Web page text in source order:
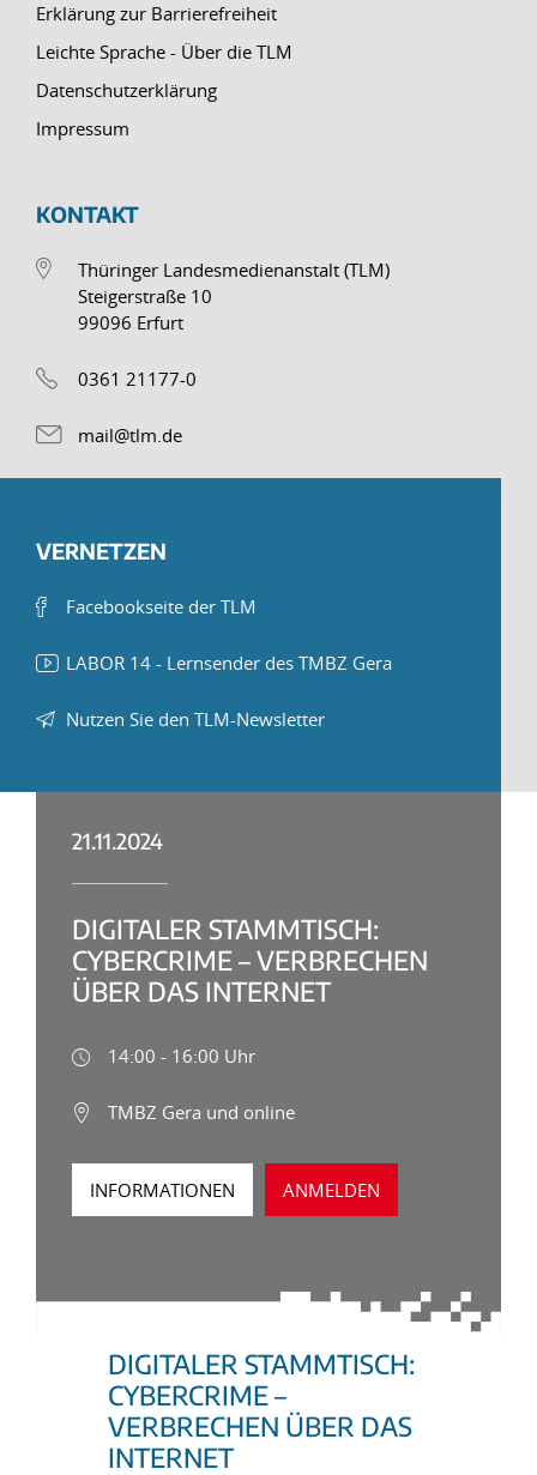
Erklärung zur Barrierefreiheit
Leichte Sprache - Über die TLM
Datenschutzerklärung
Impressum
KONTAKT
Thüringer Landesmedienanstalt (TLM)
Steigerstraße 10
99096 Erfurt
0361 21177-0
mail@tlm.de
VERNETZEN
Facebookseite der TLM
LABOR 14 - Lernsender des TMBZ Gera
Nutzen Sie den TLM-Newsletter
21.11.2024
DIGITALER STAMMTISCH:
CYBERCRIME – VERBRECHEN
ÜBER DAS INTERNET
14:00 - 16:00 Uhr
TMBZ Gera und online
INFORMATIONEN ANMELDEN
DIGITALER STAMMTISCH:
CYBERCRIME –
VERBRECHEN ÜBER DAS
INTERNET